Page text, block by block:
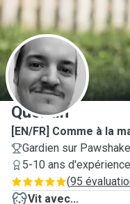
Q
Quentin
[EN/FR] Comme à la
Gardien sur
5-10 ans d'expérience
(95
Vit avec...